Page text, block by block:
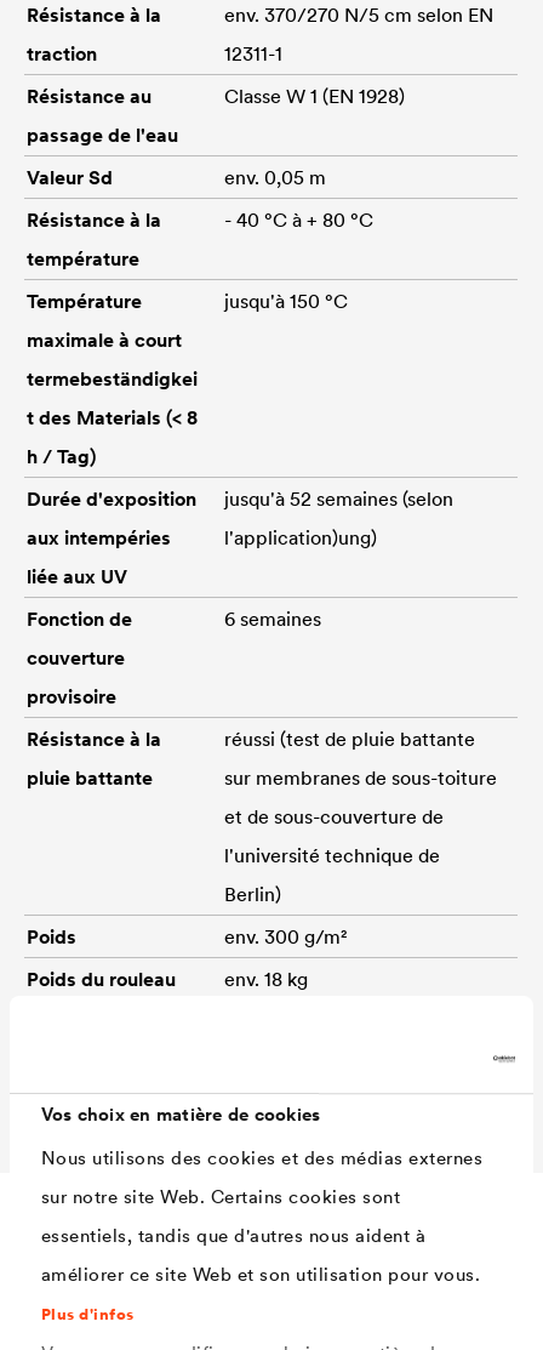
Vos choix en matière de cookies
Nous utilisons des cookies et des médias externes
sur notre site Web. Certains cookies sont
essentiels, tandis que d'autres nous aident à
améliorer ce site Web et son utilisation pour vous.
Plus d'infos
Résistance à la
traction
env. 370/270 N/5 cm selon EN
12311-1
Résistance au
passage de l'eau
Classe W 1 (EN 1928)
Valeur Sd
env. 0,05 m
Résistance à la
température
- 40 °C à + 80 °C
Température
maximale à court
termebeständigkei
t des Materials (< 8
h / Tag)
jusqu'à 150 °C
Durée d'exposition
aux intempéries
liée aux UV
jusqu'à 52 semaines (selon
l'application)ung)
Fonction de
couverture
provisoire
6 semaines
Résistance à la
pluie battante
réussi (test de pluie battante
sur membranes de sous-toiture
et de sous-couverture de
l'université technique de
Berlin)
Poids
env. 300 g/m²
Poids du rouleau
env. 18 kg
Conformité CE EN 13859-1+2
Accessoires